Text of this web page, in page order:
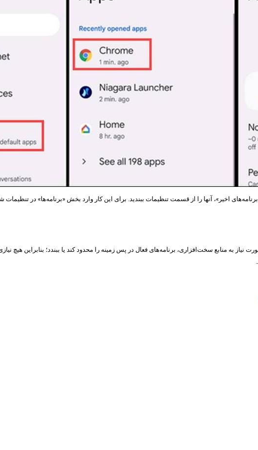
به منابع سخت‌افزاری، برنامه‌های فعال در پس زمینه را محدود کند یا ببندد؛ بنابراین هیچ